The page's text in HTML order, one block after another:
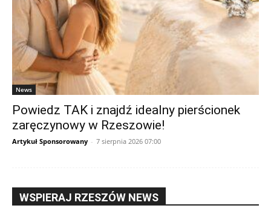
News
Powiedz TAK i znajdź idealny pierścionek
zaręczynowy w Rzeszowie!
Artykuł Sponsorowany - 7 sierpnia 2026 07:00
WSPIERAJ RZESZÓW NEWS